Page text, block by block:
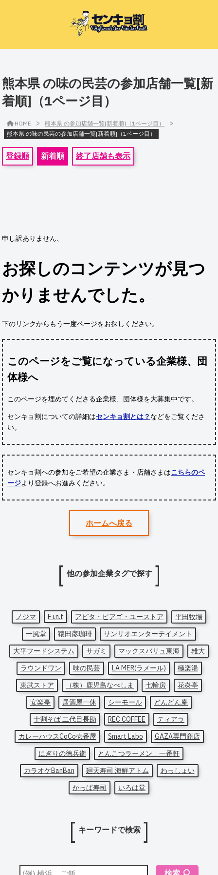
熊本県 の味の民芸の参加店舗一覧[新
着順]（1ページ目）
HOME > 熊本県 の参加店舗一覧[新着順]（1ページ目） >
熊本県 の味の民芸の参加店舗一覧[新着順]（1ページ目）
登録順 新着順 終了店舗も表示
申し訳ありません、
お探しのコンテンツが見つ
かりませんでした。
下のリンクからもう一度ページをお探しください。
このページをご覧になっている企業様、団
体様へ
このページを埋めてくださる企業様、団体様を大募集中です。
センキョ割についての詳細はセンキョ割とは？ などをご覧くださ
い。
センキョ割への参加をご希望の企業さま・店舗さまはこちらのペ
ージより登録へお進みください。
ホームへ戻る
他の参加企業タグで探す
ノジマ F i.n.t アピタ・ピアゴ・ユーストア
平田牧場
一風堂
猿田彦珈琲
サンリオエンターテイメント
大平フードシステム
サガミ マックスバリュ東海
雄大
ラウンドワン
味の民芸 LA MER(ラメール)
極楽湯
東武ストア
（株）鹿児島なべしま 七輪房
花炎亭
安楽亭
居酒屋一休 シーモール
どんどん庵
十割そば 二代目長助
REC COFFEE
ティアラ
カレーハウスCoCo壱番屋
Smart Labo
GAZA専門商店
にぎりの徳兵衛
とんこつラーメン 一番軒
カラオケBanBan
廻天寿司 海鮮アトム
わっしょい
かっぱ寿司
いろは堂
キーワードで検索